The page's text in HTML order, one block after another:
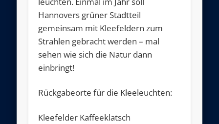
Hannovers grüner Stadtteil
gemeinsam mit Kleefeldern zum
Strahlen gebracht werden – mal
sehen wie sich die Natur dann
einbringt!
Rückgabeorte für die Kleeleuchten:
Kleefelder Kaffeeklatsch